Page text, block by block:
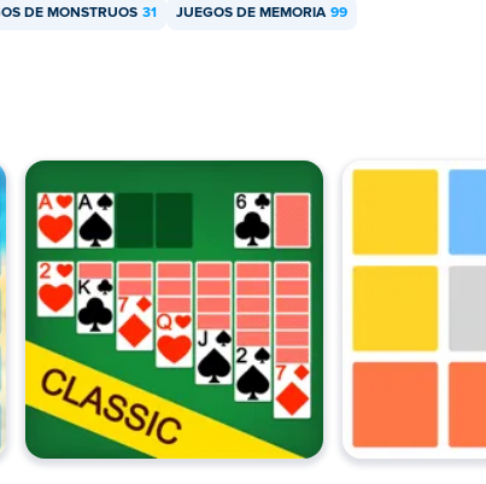
DE MONSTRUOS 31 JUEGOS DE MEMORIA 99